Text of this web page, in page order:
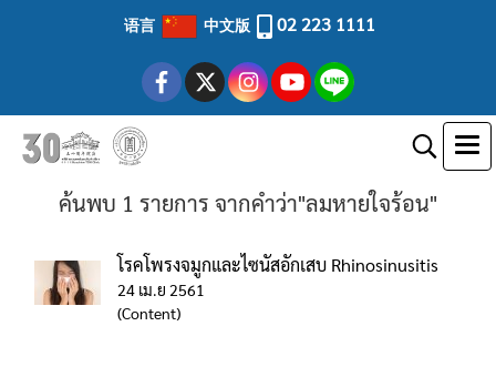
语言 中文版 02 223 1111
ค้นพบ 1 รายการ จากคำว่า"ลมหายใจร้อน"
โรคโพรงจมูกและไซนัสอักเสบ Rhinosinusitis
24 เม.ย 2561
(Content)